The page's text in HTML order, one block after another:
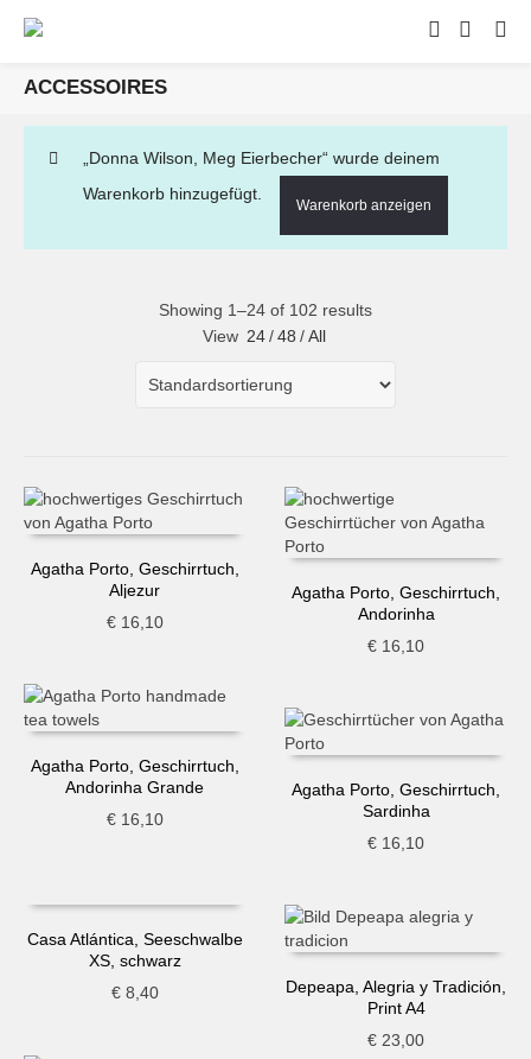
ACCESSOIRES
„Donna Wilson, Meg Eierbecher“ wurde deinem
Warenkorb hinzugefügt.
Warenkorb anzeigen
Showing 1–24 of 102 results
View 24 / 48 / All
Agatha Porto, Geschirrtuch,
Aljezur
€16,10
Agatha Porto, Geschirrtuch,
Andorinha
€ 16,10
Agatha Porto, Geschirrtuch,
Andorinha Grande
€16,10
Agatha Porto, Geschirrtuch,
Sardinha
€ 16,10
Casa Atlántica, Seeschwalbe
XS, schwarz
€8,40
Depeapa, Alegria y Tradición,
Print A4
€ 23,00